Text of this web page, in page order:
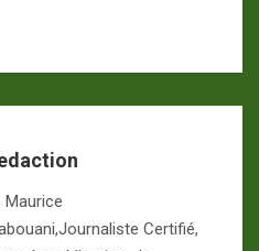
Maurice
Certifié,